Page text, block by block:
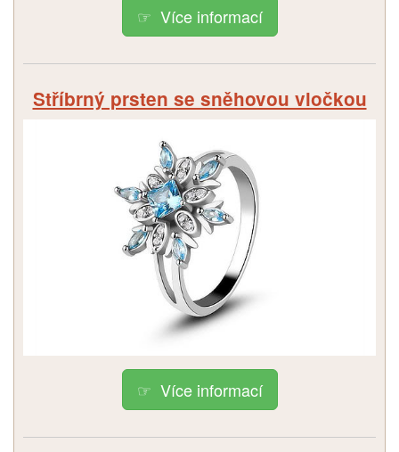
Více informací
Stříbrný prsten se sněhovou vločkou
Více informací